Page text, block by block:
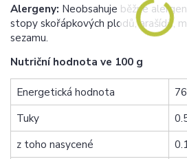
Alergeny: Neobsahuje běžné
stopy skořápkových plodů, arašídů,
sezamu.
Nutriční hodnota ve 100 g
Energetická hodnota
Tuky
z toho nasycené